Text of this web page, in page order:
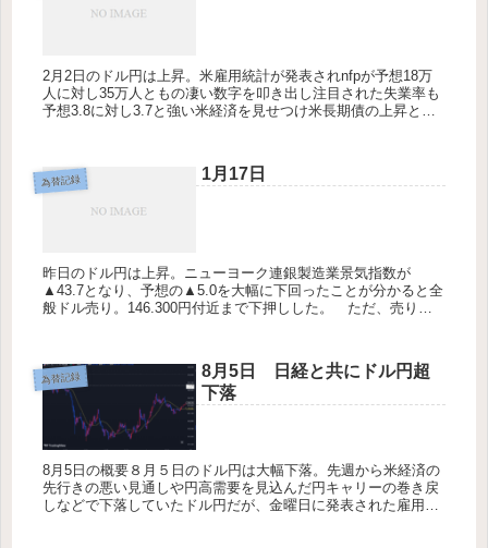
2月2日のドル円は上昇。米雇用統計が発表されnfpが予想18万
人に対し35万人ともの凄い数字を叩き出し注目された失業率も
予想3.8に対し3.7と強い米経済を見せつけ米長期債の上昇と共
為替記録 1月17日
昨日のドル円は上昇。ニューヨーク連銀製造業景気指数が
▲43.7となり、予想の▲5.0を大幅に下回ったことが分かると全
般ドル売り。146.300円付近まで下押しした。 ただ、売り一
為替記録
8月5日 日経と共にドル円超
下落
8月5日の概要８月５日のドル円は大幅下落。先週から米経済の
先行きの悪い見通しや円高需要を見込んだ円キャリーの巻き戻
しなどで下落していたドル円だが、金曜日に発表された雇用統